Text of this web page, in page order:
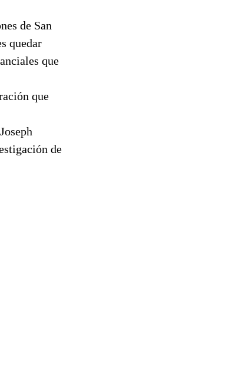
de San
quedar
que
que
de